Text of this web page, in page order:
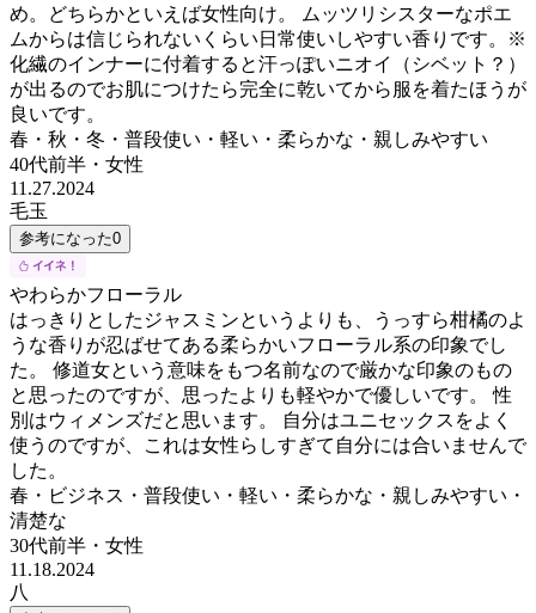
め。どちらかといえば女性向け。 ムッツリシスターなポエ
ムからは信じられないくらい日常使いしやすい香りです。※
化繊のインナーに付着すると汗っぽいニオイ（シベット？）
が出るのでお肌につけたら完全に乾いてから服を着たほうが
良いです。
春・秋・冬・普段使い・軽い・柔らかな・親しみやすい
40代前半 ・ 女性
11.27.2024
毛玉
参考になった0
やわらかフローラル
はっきりとしたジャスミンというよりも、うっすら柑橘のよ
うな香りが忍ばせてある柔らかいフローラル系の印象でし
た。 修道女という意味をもつ名前なので厳かな印象のもの
と思ったのですが、思ったよりも軽やかで優しいです。 性
別はウィメンズだと思います。 自分はユニセックスをよく
使うのですが、これは女性らしすぎて自分には合いませんで
した。
春・ビジネス・普段使い・軽い・柔らかな・親しみやすい・
清楚な
30代前半 ・ 女性
11.18.2024
八